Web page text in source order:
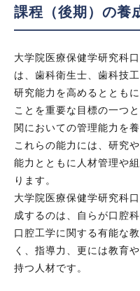
課程（後期）の養
大学院医療保健学研究科
は、歯科衛生士、歯科技
研究能力を高めるととも
ことを重要な目標の一つ
関においての管理能力を
これらの能力には、研究
能力とともに人材管理や
ります。
大学院医療保健学研究科
成するのは、自らが口腔
口腔工学に関する有能な
く、指導力、更には教育
持つ人材です。